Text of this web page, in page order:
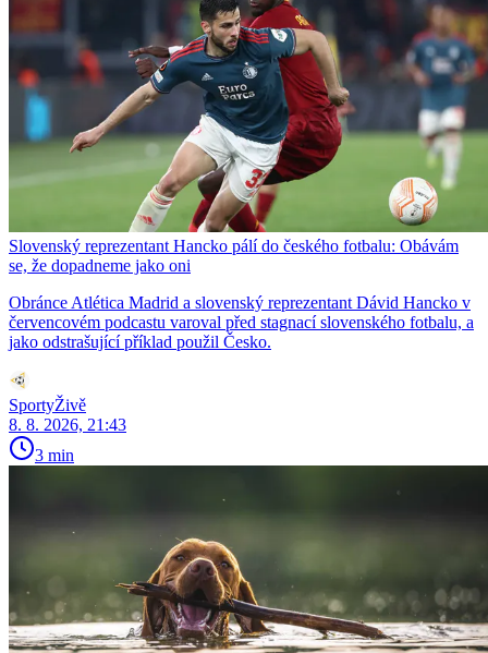
Slovenský reprezentant Hancko pálí do českého fotbalu: Obávám
se, že dopadneme jako oni
Obránce Atlética Madrid a slovenský reprezentant Dávid Hancko v
červencovém podcastu varoval před stagnací slovenského fotbalu, a
jako odstrašující příklad použil Česko.
SportyŽivě
8. 8. 2026, 21:43
3 min